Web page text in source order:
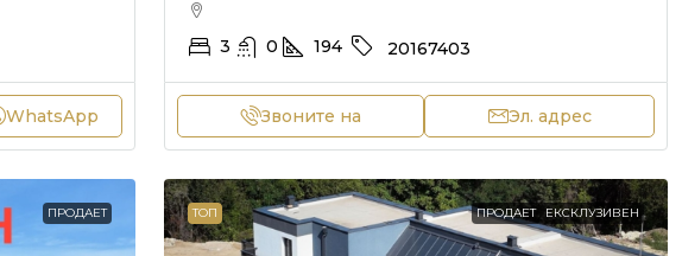
WhatsApp
3 0 194 20167403
Звоните на Эл. адрес
ПРОДАЕТ ТОП ПРОДАЕТ ЕКСКЛУЗИВЕН